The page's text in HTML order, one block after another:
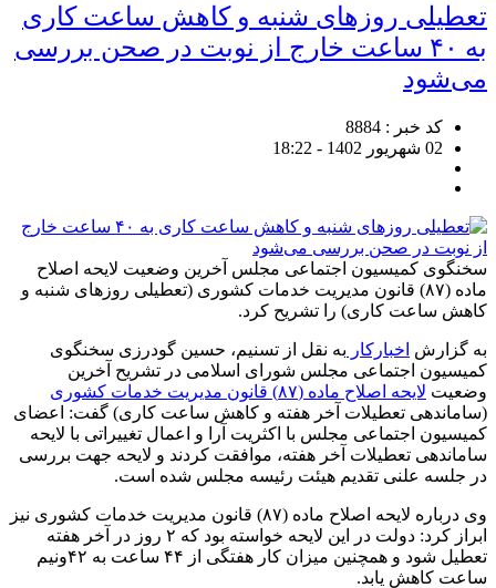
تعطیلی روزهای شنبه و کاهش ساعت کاری
به ۴۰ ساعت خارج از نوبت در صحن بررسی
می‌شود
کد خبر : 8884
02 شهریور 1402 - 18:22
سخنگوی کمیسیون اجتماعی مجلس آخرین وضعیت لایحه اصلاح
ماده (۸۷) قانون مدیریت خدمات کشوری (تعطیلی روزهای شنبه و
کاهش ساعت کاری) را تشریح کرد.
به گزارش اخبارکار به نقل از تسنیم، حسین گودرزی سخنگوی
کمیسیون اجتماعی مجلس شورای اسلامی در تشریح آخرین
وضعیت لایحه اصلاح ماده (۸۷) قانون مدیریت خدمات کشوری
(ساماندهی تعطیلات آخر هفته و کاهش ساعت کاری) گفت: اعضای
کمیسیون اجتماعی مجلس با اکثریت آرا و اعمال تغییراتی با لایحه
ساماندهی تعطیلات آخر هفته، موافقت کردند و لایحه جهت بررسی
در جلسه علنی تقدیم هیئت رئیسه مجلس شده است.
وی درباره لایحه اصلاح ماده (۸۷) قانون مدیریت خدمات کشوری نیز
ابراز کرد: دولت در این لایحه خواسته بود که ۲ روز در آخر هفته
تعطیل شود و همچنین میزان کار هفتگی از ۴۴ ساعت به ۴۲ونیم
ساعت کاهش یابد.